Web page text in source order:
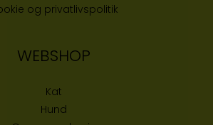
og privatlivspolitik
WEBSHOP
Kat
Hund